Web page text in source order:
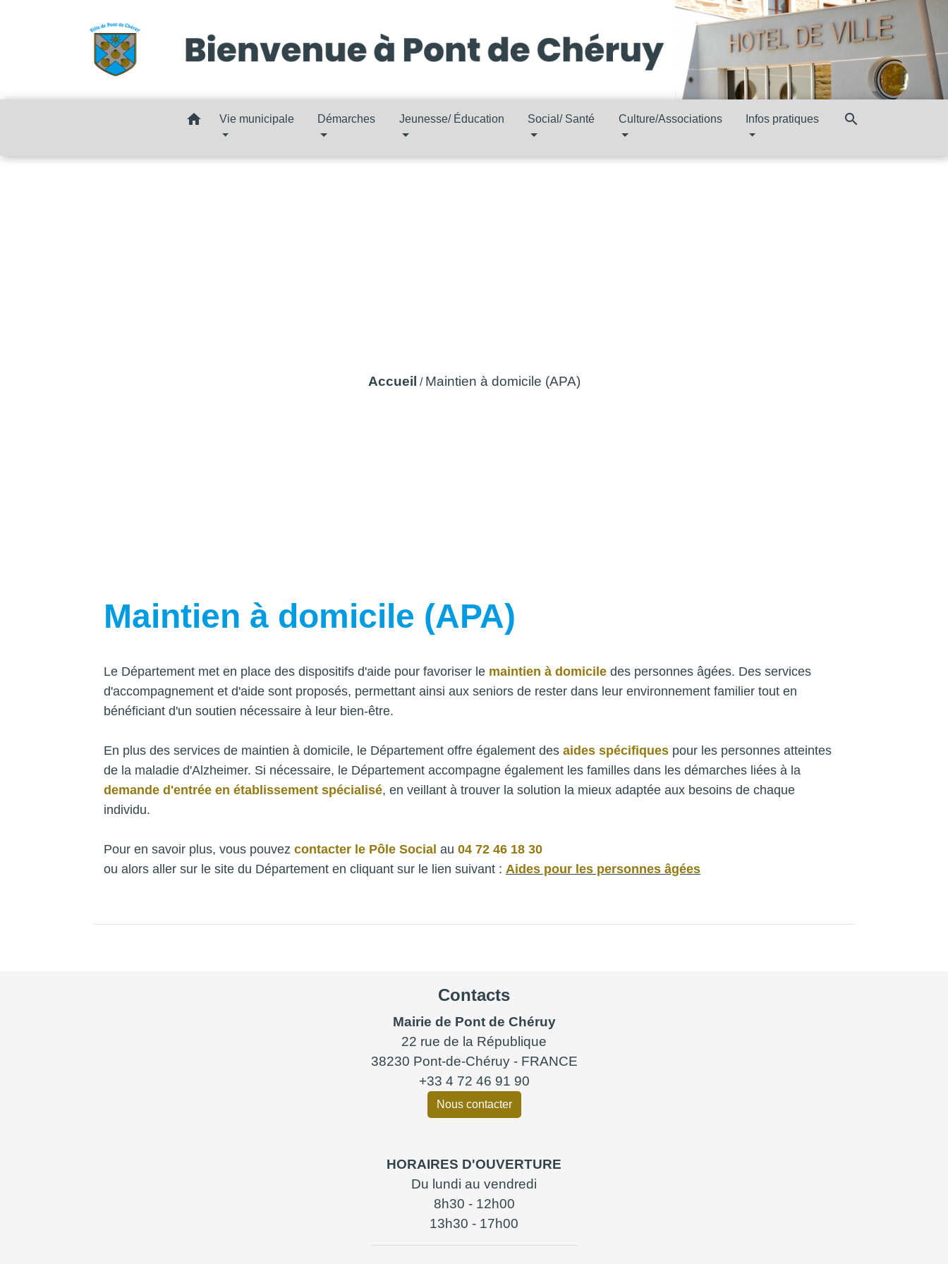
home Vie municipale Démarches Jeunesse/ Éducation Social/ Santé Culture/Associations Infos pratiques search
Accueil / Maintien à domicile (APA)
Maintien à domicile (APA)
Le Département met en place des dispositifs d'aide pour favoriser le maintien à domicile des personnes âgées. Des services
d'accompagnement et d'aide sont proposés, permettant ainsi aux seniors de rester dans leur environnement familier tout en
bénéficiant d'un soutien nécessaire à leur bien-être.
En plus des services de maintien à domicile, le Département offre également des aides spécifiques pour les personnes atteintes
de la maladie d'Alzheimer. Si nécessaire, le Département accompagne également les familles dans les démarches liées à la
demande d'entrée en établissement spécialisé, en veillant à trouver la solution la mieux adaptée aux besoins de chaque
individu.
Pour en savoir plus, vous pouvez contacter le Pôle Social au 04 72 46 18 30
ou alors aller sur le site du Département en cliquant sur le lien suivant : Aides pour les personnes âgées
Contacts
Mairie de Pont de Chéruy
22 rue de la République
38230 Pont-de-Chéruy - FRANCE
+33 4 72 46 91 90
Nous contacter
HORAIRES D'OUVERTURE
Du lundi au vendredi
8h30 - 12h00
13h30 - 17h00